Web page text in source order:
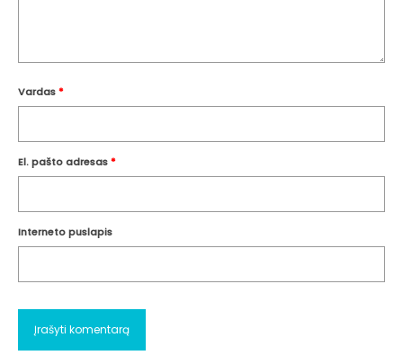
Vardas*
El. pašto adresas*
Interneto puslapis